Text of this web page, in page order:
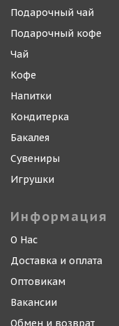
Подарочный чай
Подарочный кофе
Чай
Кофе
Напитки
Кондитерка
Бакалея
Сувениры
Игрушки
Информация
О Нас
Доставка и оплата
Оптовикам
Вакансии
Обмен и возврат